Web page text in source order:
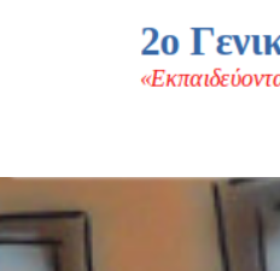
στο
περιεχόμενο